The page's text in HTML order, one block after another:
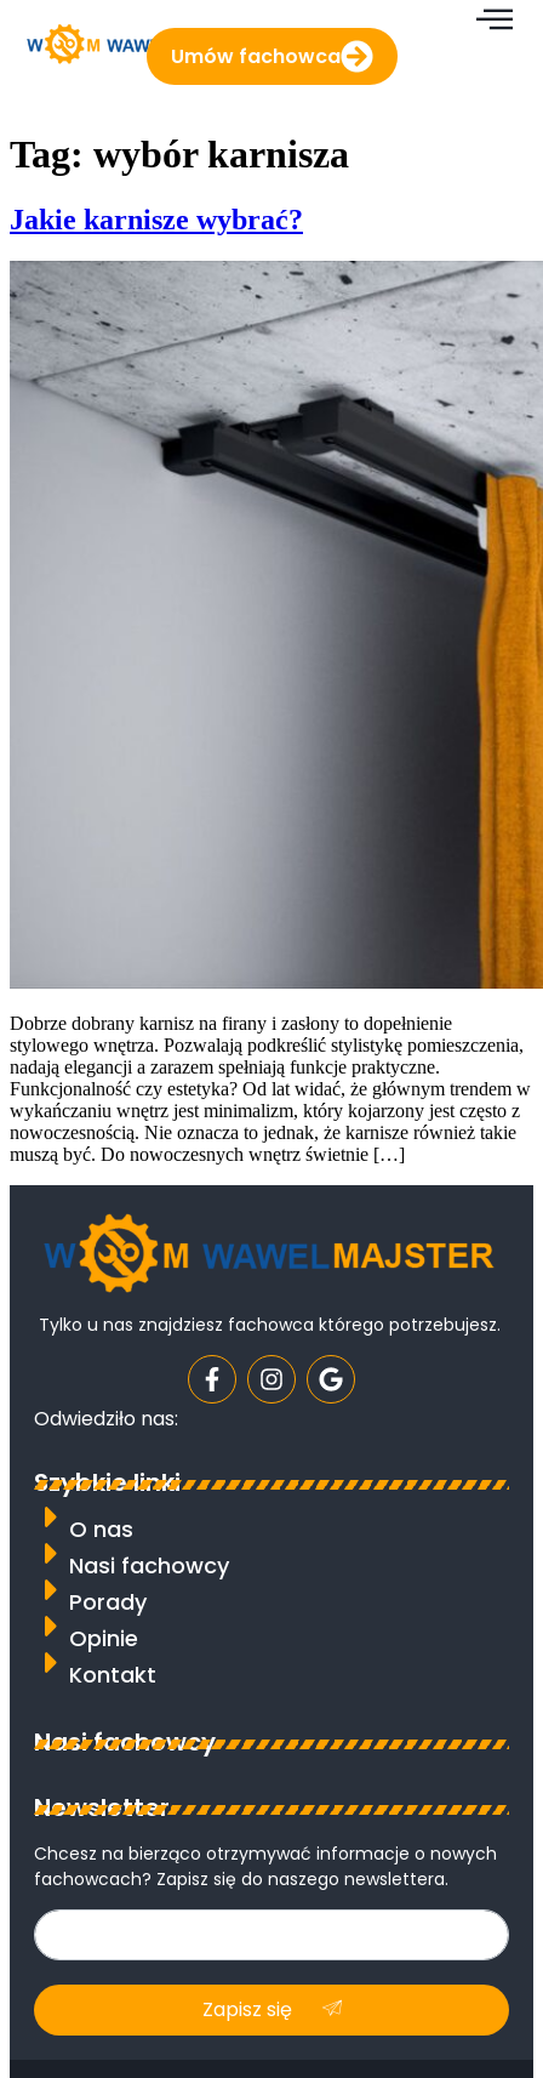
treści
Umów fachowca
Tag: wybór karnisza
Jakie karnisze wybrać?
Dobrze dobrany karnisz na firany i zasłony to dopełnienie
stylowego wnętrza. Pozwalają podkreślić stylistykę pomieszczenia,
nadają elegancji a zarazem spełniają funkcje praktyczne.
Funkcjonalność czy estetyka? Od lat widać, że głównym trendem w
wykańczaniu wnętrz jest minimalizm, który kojarzony jest często z
nowoczesnością. Nie oznacza to jednak, że karnisze również takie
muszą być. Do nowoczesnych wnętrz świetnie […]
Tylko u nas znajdziesz fachowca którego potrzebujesz.
Odwiedziło nas:
Szybkie linki
O nas
Nasi fachowcy
Porady
Opinie
Kontakt
Nasi fachowcy
Newsletter
Chcesz na bierząco otrzymywać informacje o nowych
fachowcach? Zapisz się do naszego newslettera.
Zapisz się